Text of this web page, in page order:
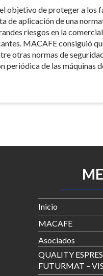
objetivo de proteger a los
de aplicación de una
riesgos en la
MACAFE consiguió
otras normas de
periódica de las máquinas
Inicio
MACAFE
Asociados
QUALITY
FUTURMAT –